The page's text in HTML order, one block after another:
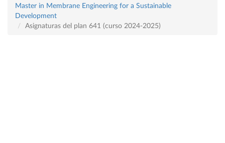
Master in Membrane Engineering for a Sustainable
Development
Asignaturas del plan 641 (curso 2024-2025)